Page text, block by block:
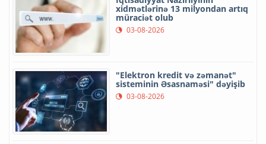
xidmətlərinə 13 milyondan artıq
müraciət olub
03-08-2026
"Elektron kredit və zəmanət"
sisteminin Əsasnaməsi" dəyişib
03-08-2026